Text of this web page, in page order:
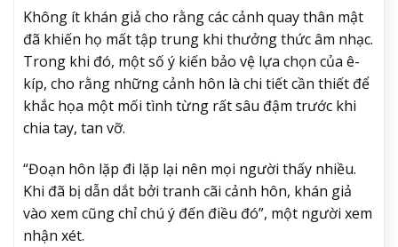
Không ít khán giả cho rằng các cảnh quay thân mật
đã khiến họ mất tập trung khi thưởng thức âm nhạc.
Trong khi đó, một số ý kiến bảo vệ lựa chọn của ê-
kíp, cho rằng những cảnh hôn là chi tiết cần thiết để
khắc họa một mối tình từng rất sâu đậm trước khi
chia tay, tan vỡ.
“Đoạn hôn lặp đi lặp lại nên mọi người thấy nhiều.
Khi đã bị dẫn dắt bởi tranh cãi cảnh hôn, khán giả
vào xem cũng chỉ chú ý đến điều đó”, một người xem
nhận xét.